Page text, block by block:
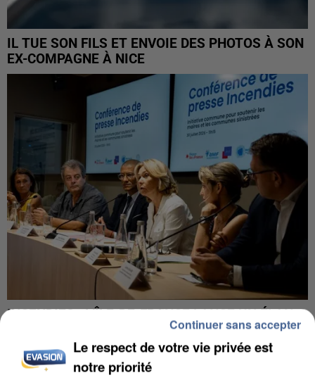
IL TUE SON FILS ET ENVOIE DES PHOTOS À SON
EX-COMPAGNE À NICE
INCENDIES : L’ÎLE-DE-FRANCE LANCE UN ÉLAN
DE SOLIDARITÉ AVEC LES...
Le respect de votre vie privée est
notre priorité
Continuer sans accepter